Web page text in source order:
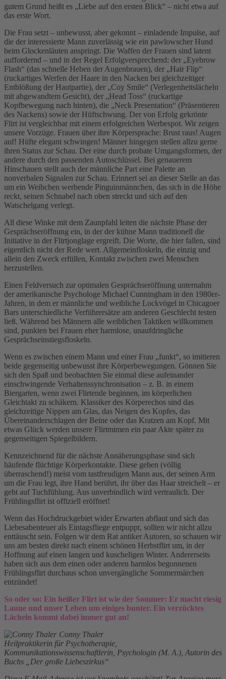
gutem Grund heißt es „Liebe auf den ersten Blick“ – nicht etwa auf
das erste Wort.
Die Frau setzt – unbewusst, aber gekonnt – einladende Impulse, auf
die der interessierte Mann zuverlässig wie ein pawlowscher Hund
beim Glockenläuten anspringt. Die Waffen der Frauen sind latent
auffordernd – und in der Regel Erfolgversprechend: der „Eyebrow
Flash“ (das schnelle Heben der Augenbrauen), der „Hair Flip“
(ruckartiges Werfen der Haare in den Nacken bei gleichzeitiger
Entblößung der Hautpartie), der „Coy Smile“ (Verlegenheitslächeln
mit abgewandtem Gesicht), der „Head Toss“ (ruckartige
Kopfbewegung nach hinten), die „Neck Presentation“ (Präsentieren
des Nackens) sowie der Hüftschwung. Der von Erfolg gekrönte
Flirt ist vergleichbar mit einem erfolgreichen Werbespot. Wir zeigen
unsere Vorzüge. Frauen über ihre Körpersprache: Brust raus! Augen
auf! Hüfte elegant schwingen! Männer hingegen stellen allzu gerne
ihren Status zur Schau. Der eine durch probate Umgangsformen, der
andere durch den passenden Autoschlüssel. Bei genauerem
Hinschauen stellt auch der männliche Part eine Palette an
nonverbalen Signalen zur Schau. Erinnert sei an dieser Stelle an das
um ein Weibchen werbende Pinguinmännchen, das sich in die Höhe
reckt, seinen Schnabel nach oben streckt und sich auf den
Watschelgang verlegt.
All diese Winke mit dem Zaunpfahl leiten die nächste Phase der
Gesprächseröffnung ein, in der der kühne Mann traditionell die
Initiative in der Flirtjonglage ergreift. Die Worte, die hier fallen, sind
eigentlich nicht der Rede wert. Allgemeinfloskeln, die einzig und
allein den Zweck erfüllen, Kontakt zwischen zwei Menschen
herzustellen.
Einen Feldversuch zur optimalen Gesprächseröffnung unternahm
der amerikanische Psychologe Michael Cunningham in den 1980er-
Jahren, in dem er männliche und weibliche Lockvögel in Chicagoer
Bars unterschiedliche Verführersätze am anderen Geschlecht testen
ließ. Während bei Männern alle weiblichen Taktiken willkommen
sind, punkten bei Frauen eher harmlose, unaufdringliche
Gesprächseinstiegsfloskeln.
Wenn es zwischen einem Mann und einer Frau „funkt“, so imitieren
beide gegenseitig unbewusst ihre Körperbewegungen. Gönnen Sie
sich den Spaß und beobachten Sie einmal diese aufeinander
einschwingende Verhaltenssynchronisation – z. B. in einem
Biergarten, wenn zwei Flirtende beginnen, im körperlichen
Gleichtakt zu schäkern. Klassiker des Körperechos sind das
gleichzeitige Nippen am Glas, das Neigen des Kopfes, das
Übereinanderschlagen der Beine oder das Kratzen am Kopf. Mit
etwas Glück werden unsere Flirtmimen ein paar Akte später zu
gegenseitigen Spiegelbildern.
Kennzeichnend für die nächste Annäherungsphase sind sich
häufende flüchtige Körperkontakte. Diese gehen (völlig
überraschend!) meist vom tastfreudigen Mann aus, der seinen Arm
um die Frau legt, ihre Hand berührt, ihr über das Haar streichelt – er
geht auf Tuchfühlung. Aus unverbindlich wird vertraulich. Der
Frühlingsflirt ist offiziell eröffnet!
Wenn das Hochdruckgebiet wider Erwarten abflaut und sich das
Liebesabenteuer als Eintagsfliege entpuppt, sollten wir nicht allzu
enttäuscht sein. Folgen wir dem Rat antiker Autoren, so schauen wir
uns am besten direkt nach einem schönen Herbstflirt um, in der
Hoffnung auf einen langen und kuscheligen Winter. Andererseits
haben sich aus dem einen oder anderen harmlos begonnenen
Frühlingsflirt durchaus schon unvergängliche Sommermärchen
entzündet!
So oder so: Ein heißer Flirt ist wie der Sommer: Er macht riesig
Laune und unser Leben um einiges bunter. Ein verzücktes
Lächeln kommt dabei immer gut an!
Conny Thaler
Heilpraktikerin für Psychotherapie,
Kommunikationswissenschaftlerin, Psychologin (M. A.), Autorin des
Buchs „Der große Liebeszirkus“